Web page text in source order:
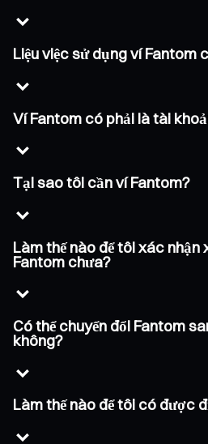
Liệu việc sử dụng ví Fantom
Ví Fantom có phải là tài
Tại sao tôi cần ví Fantom?
Làm thế nào để tôi xác nhận
Fantom chưa?
Có thể chuyển đổi Fantom
không?
Làm thế nào để tôi có được